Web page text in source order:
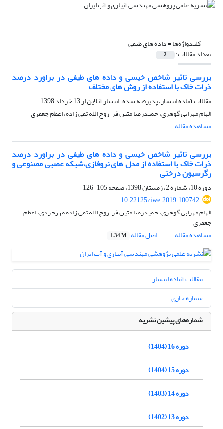
کلیدواژه‌ها =داده های طیفی
تعداد مقالات: 2
بررسی تاثیر شاخص خیسی و داده های طیفی در براورد درصد
ذرات خاک با استفاده از روش های مختلف
مقالات آماده انتشار، پذیرفته شده، انتشار آنلاین از13 خرداد 1398
الهام مهرابی گوهری، حمیدرضا متین فر، روح الله تقی زاده، اعظم جعفری
مشاهده مقاله
بررسی تاثیر شاخص خیسی و داده های طیفی در براورد درصد
ذرات خاک با استفاده از مدل های نروفازی،شبکه عصبی مصنوعی و
رگرسیون درختی
دوره 10، شماره 2، زمستان 1398، صفحه
105-126
10.22125/iwe.2019.100742
الهام مهرابی گوهری، حمیدرضا متین فر، روح الله تقی زاده مهرجردی، اعظم
جعفری
مشاهده مقاله
اصل مقاله 1.34 M
مقالات آماده انتشار
شماره جاری
شماره‌های پیشین نشریه
دوره 16 (1404)
دوره 15 (1404)
دوره 14 (1403)
دوره 13 (1402)